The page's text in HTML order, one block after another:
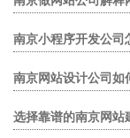
南京小程序开发公司
南京网站设计公司如
选择靠谱的南京网站